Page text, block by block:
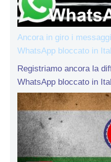
Ancora in giro i
WhatsApp bloccato in
Registriamo ancora la
WhatsApp bloccato in